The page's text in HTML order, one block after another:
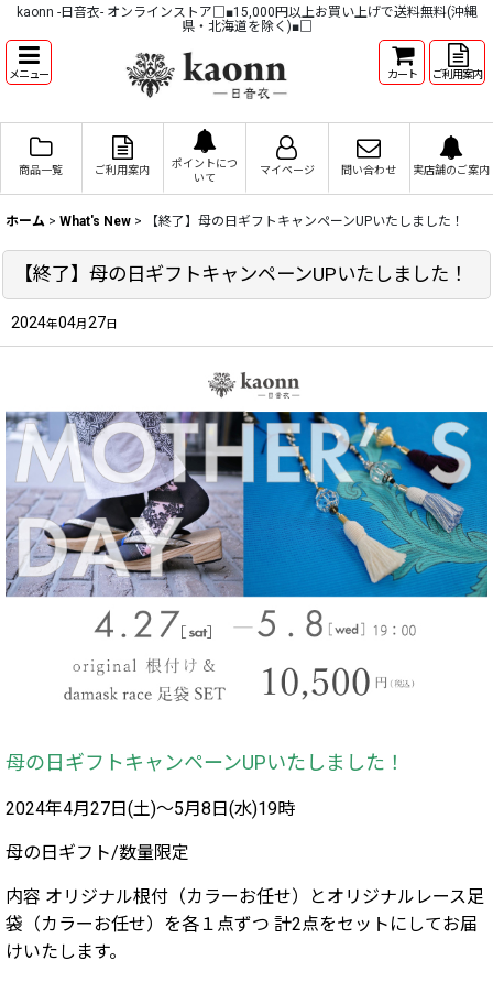
kaonn -日音衣- オンラインストア□■15,000円以上お買い上げで送料無料(沖縄
県・北海道を除く)■□
メニュー カート ご利用案内
商品一覧 ご利用案内
ポイントにつ
いて
マイページ 問い合わせ 実店舗のご案内
ホーム > What's New > 【終了】母の日ギフトキャンペーンUPいたしました！
【終了】母の日ギフトキャンペーンUPいたしました！
2024年04月27日
母の日ギフトキャンペーンUPいたしました！
2024年4月27日(土)〜5月8日(水)19時
母の日ギフト/数量限定
内容 オリジナル根付（カラーお任せ）とオリジナルレース足
袋（カラーお任せ）を各１点ずつ 計2点をセットにしてお届
けいたします。